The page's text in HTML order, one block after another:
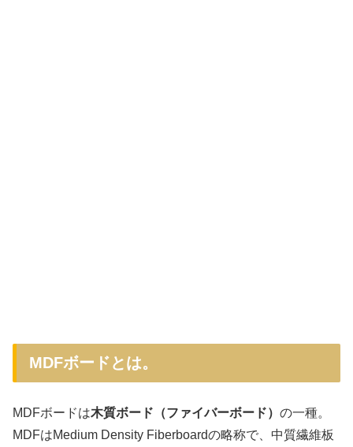
MDFボードとは。
MDFボードは木質ボード（ファイバーボード） の一種。
MDFはMedium Density Fiberboardの略称で、中質繊維板